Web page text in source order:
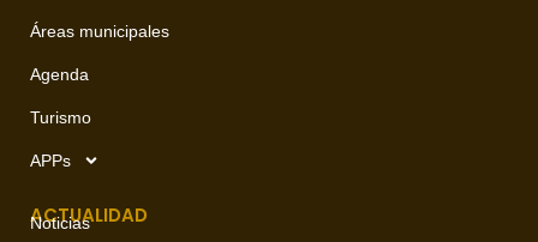
Áreas municipales
Agenda
Turismo
APPs
ACTUALIDAD
Noticias